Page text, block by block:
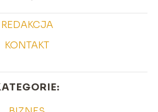
REDAKCJA
KONTAKT